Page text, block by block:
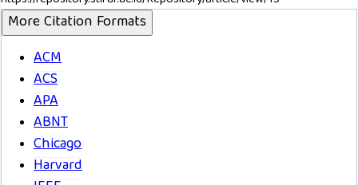
More Citation Formats
ACM
ACS
APA
ABNT
Chicago
Harvard